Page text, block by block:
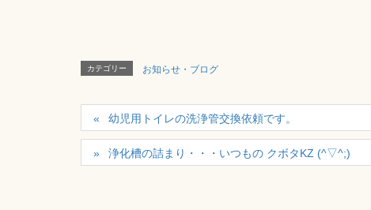
カテゴリー お知らせ・ブログ
幼児用トイレの洗浄管交換依頼です。
浄化槽の詰まり・・・いつもの クボタKZ (^▽^;)